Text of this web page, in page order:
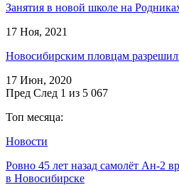
Занятия в новой школе на
17 Ноя, 2021
Новосибирским пловцам
17 Июн, 2020
Пред След 1 из 5 067
Топ месяца:
Новости
Ровно 45 лет назад самолёт Ан-2
в Новосибирске